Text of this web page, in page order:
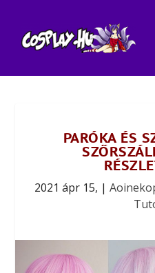
PARÓKA ÉS
2021 ápr 15, |